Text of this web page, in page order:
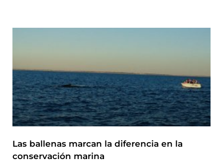
Las ballenas marcan la diferencia en la
conservación marina